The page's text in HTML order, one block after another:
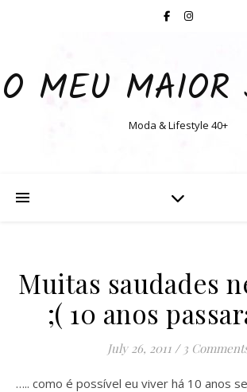
O MEU MAIOR
Moda & Lifestyle 40+
Muitas saudades
;( 10 anos
July 26, 2011 / 3
….. como é possível eu viver há 10 anos